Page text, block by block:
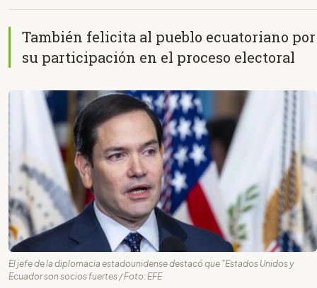
También felicita al pueblo ecuatoriano por
su participación en el proceso electoral
El jefe de la diplomacia estadounidense destacó que "Estados Unidos y
Ecuador son socios fuertes / Foto: EFE